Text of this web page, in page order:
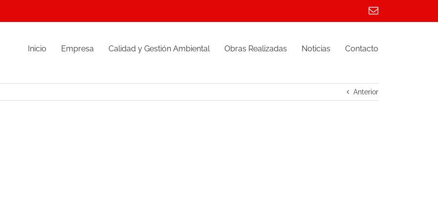
Correo
electrónico
Inicio Empresa Calidad y Gestión Ambiental Obras Realizadas Noticias Contacto
Anterior